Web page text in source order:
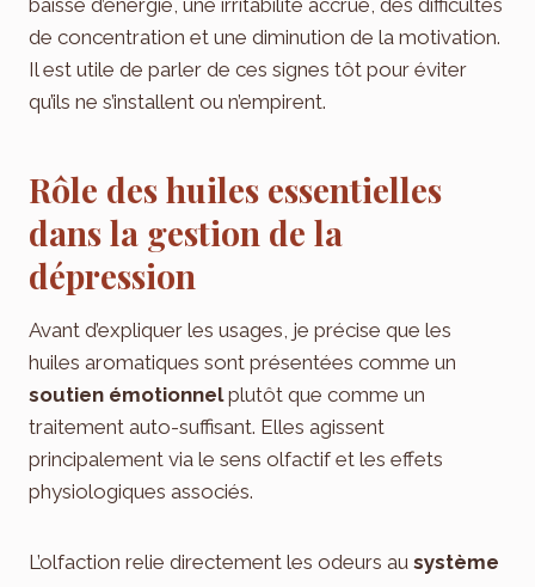
de concentration et une diminution de la motivation.
Il est utile de parler de ces signes tôt pour éviter
qu’ils ne s’installent ou n’empirent.
Rôle des huiles essentielles
dans la gestion de la
dépression
Avant d’expliquer les usages, je précise que les
huiles aromatiques sont présentées comme un
soutien émotionnelplutôt que comme un
traitement auto-suffisant. Elles agissent
principalement via le sens olfactif et les effets
physiologiques associés.
L’olfaction relie directement les odeurs au système